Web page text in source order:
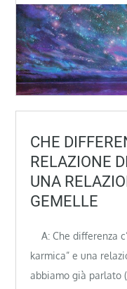
CHE
RELAZIONE
UNA
GEMELLE
A: Che differenza
karmica” e una
abbiamo già parlato